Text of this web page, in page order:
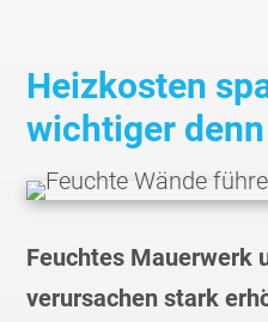
Heizkosten
wichtiger
Feuchtes Mauerwerk
verursachen stark